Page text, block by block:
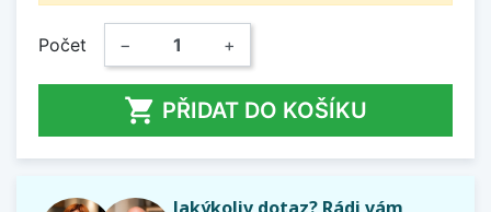
Počet − +
 PŘIDAT DO KOŠÍKU